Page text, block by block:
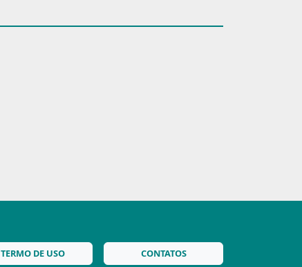
TERMO DE USO CONTATOS